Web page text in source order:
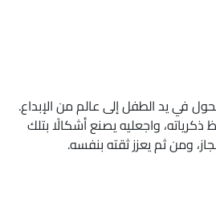
في يد الطفل إلى عالم من الإبداع.
واجعليه يصنع أشكالًا بتلك
ومن ثم يعزز ثقته بنفسه.